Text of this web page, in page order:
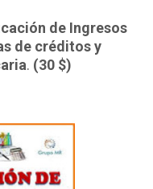
de Ingresos
de créditos y
. (30 $)